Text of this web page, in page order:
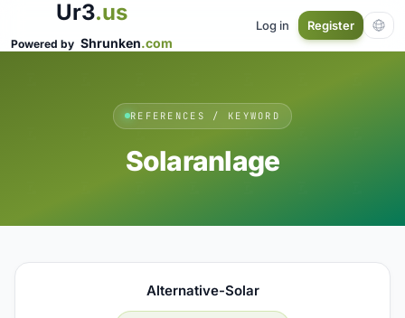
Ur3.us
Powered by Shrunken.com
Log in Register
REFERENCES / KEYWORD
Solaranlage
Alternative-Solar